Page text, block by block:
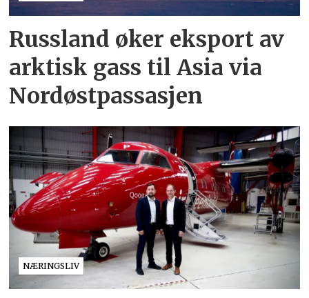
Russland øker eksport av
arktisk gass til Asia via
Nordøstpassasjen
NÆRINGSLIV